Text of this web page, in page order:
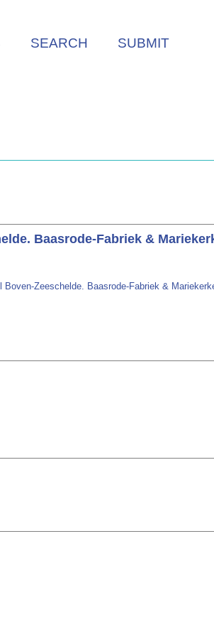
SEARCH SUBMIT
Baasrode-Fabriek &
Zeeschelde. Baasrode-Fabriek &